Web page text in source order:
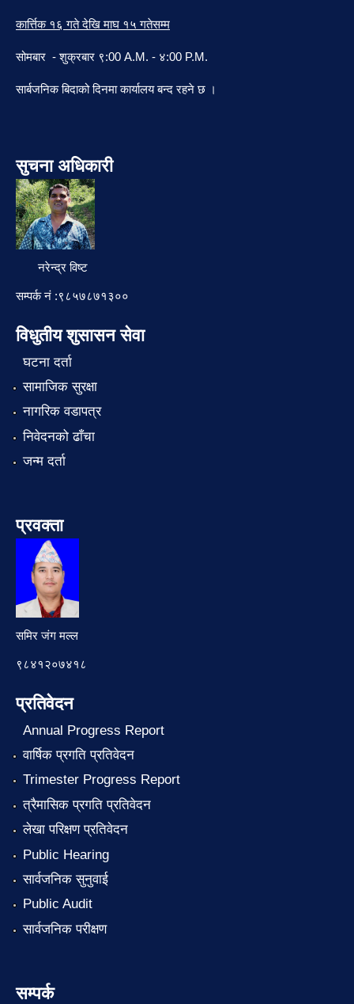
कार्त्तिक १६ गते देखि माघ १५ गतेसम्म
सोमबार - शुक्रबार ९:00 A.M. - ४:00 P.M.
सार्बजनिक बिदाको दिनमा कार्यालय बन्द रहने छ ।
सुचना अधिकारी
नरेन्द्र विष्ट
सम्पर्क नं :९८५७८७१३००
विधुतीय शुसासन सेवा
घटना दर्ता
सामाजिक सुरक्षा
नागरिक वडापत्र
निवेदनको ढाँचा
जन्म दर्ता
प्रवक्ता
समिर जंग मल्ल
९८४१२०७४१८
प्रतिवेदन
Annual Progress Report
वार्षिक प्रगति प्रतिवेदन
Trimester Progress Report
त्रैमासिक प्रगति प्रतिवेदन
लेखा परिक्षण प्रतिवेदन
Public Hearing
सार्वजनिक सुनुवाई
Public Audit
सार्वजनिक परीक्षण
सम्पर्क